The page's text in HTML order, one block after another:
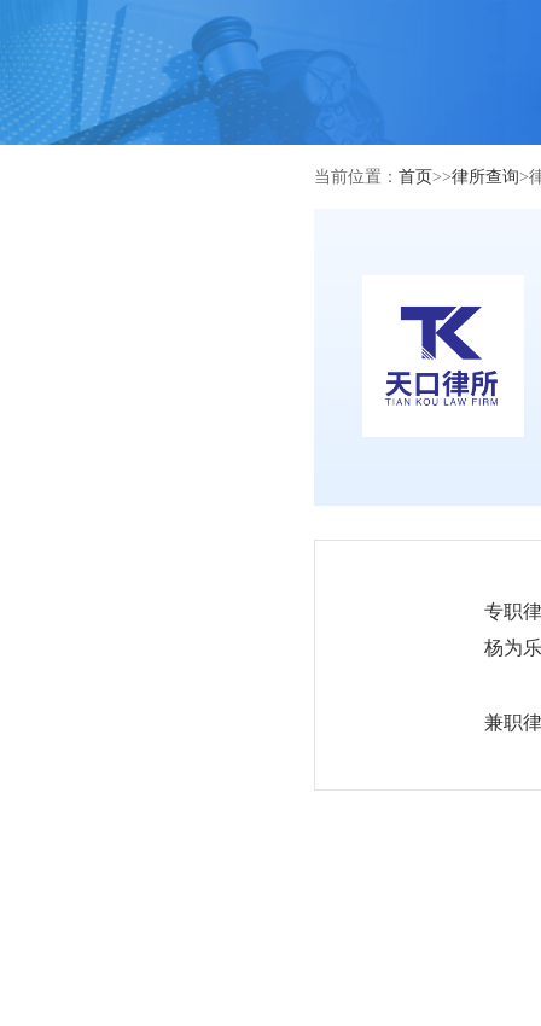
当前位置： 首页>>律所查询>
专职
杨为乐
兼职